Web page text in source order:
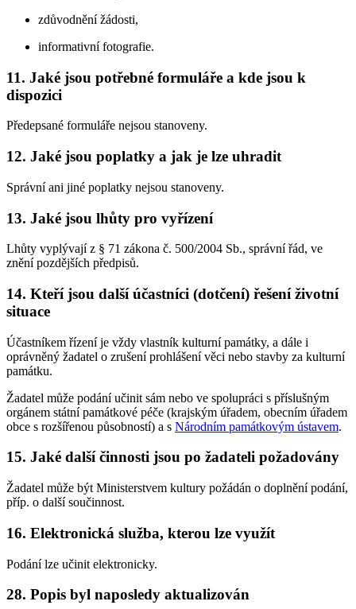
zdůvodnění žádosti,
informativní fotografie.
11. Jaké jsou potřebné formuláře a kde jsou k
dispozici
Předepsané formuláře nejsou stanoveny.
12. Jaké jsou poplatky a jak je lze uhradit
Správní ani jiné poplatky nejsou stanoveny.
13. Jaké jsou lhůty pro vyřízení
Lhůty vyplývají z § 71 zákona č. 500/2004 Sb., správní řád, ve
znění pozdějších předpisů.
14. Kteří jsou další účastníci (dotčení) řešení životní
situace
Účastníkem řízení je vždy vlastník kulturní památky, a dále i
oprávněný žadatel o zrušení prohlášení věci nebo stavby za kulturní
památku.
Žadatel může podání učinit sám nebo ve spolupráci s příslušným
orgánem státní památkové péče (krajským úřadem, obecním úřadem
obce s rozšířenou působností) a s Národním památkovým ústavem.
15. Jaké další činnosti jsou po žadateli požadovány
Žadatel může být Ministerstvem kultury požádán o doplnění podání,
příp. o další součinnost.
16. Elektronická služba, kterou lze využít
Podání lze učinit elektronicky.
28. Popis byl naposledy aktualizován